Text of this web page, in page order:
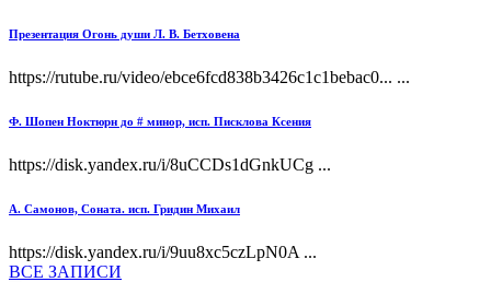
Презентация Огонь души Л. В. Бетховена
https://rutube.ru/video/ebce6fcd838b3426c1c1bebac0... ...
Ф. Шопен Ноктюрн до # минор, исп. Писклова Ксения
https://disk.yandex.ru/i/8uCCDs1dGnkUCg ...
А. Самонов, Соната. исп. Гридин Михаил
https://disk.yandex.ru/i/9uu8xc5czLpN0A ...
ВСЕ ЗАПИСИ